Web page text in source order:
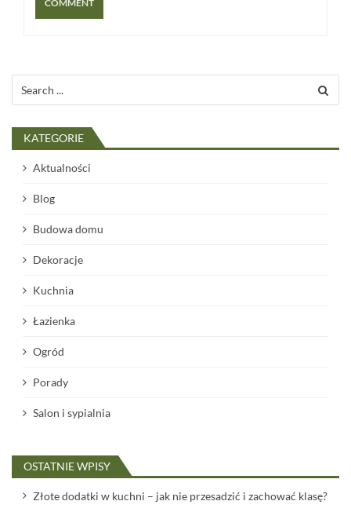
for:
KATEGORIE
Aktualności
Blog
Budowa domu
Dekoracje
Kuchnia
Łazienka
Ogród
Porady
Salon i sypialnia
OSTATNIE WPISY
Złote dodatki w kuchni – jak nie przesadzić i zachować klasę?